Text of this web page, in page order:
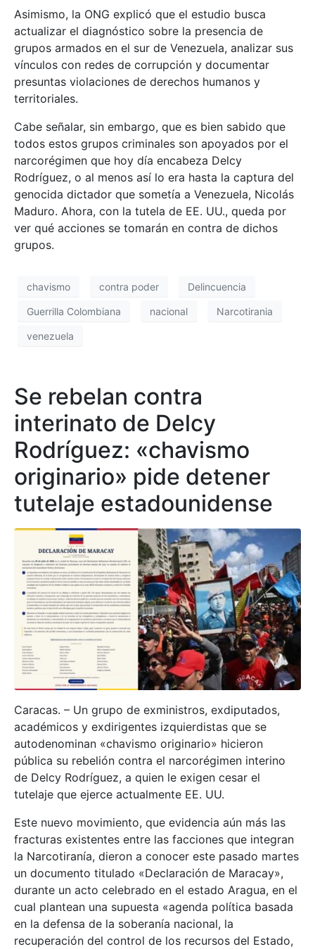
Asimismo, la ONG explicó que el estudio busca
actualizar el diagnóstico sobre la presencia de
grupos armados en el sur de Venezuela, analizar sus
vínculos con redes de corrupción y documentar
presuntas violaciones de derechos humanos y
territoriales.
Cabe señalar, sin embargo, que es bien sabido que
todos estos grupos criminales son apoyados por el
narcorégimen que hoy día encabeza Delcy
Rodríguez, o al menos así lo era hasta la captura del
genocida dictador que sometía a Venezuela, Nicolás
Maduro. Ahora, con la tutela de EE. UU., queda por
ver qué acciones se tomarán en contra de dichos
grupos.
chavismo contra poder Delincuencia
Guerrilla Colombiana nacional Narcotirania
venezuela
Se rebelan contra
interinato de Delcy
Rodríguez: «chavismo
originario» pide detener
tutelaje estadounidense
Caracas. – Un grupo de exministros, exdiputados,
académicos y exdirigentes izquierdistas que se
autodenominan «chavismo originario» hicieron
pública su rebelión contra el narcorégimen interino
de Delcy Rodríguez, a quien le exigen cesar el
tutelaje que ejerce actualmente EE. UU.
Este nuevo movimiento, que evidencia aún más las
fracturas existentes entre las facciones que integran
la Narcotiranía, dieron a conocer este pasado martes
un documento titulado «Declaración de Maracay»,
durante un acto celebrado en el estado Aragua, en el
cual plantean una supuesta «agenda política basada
en la defensa de la soberanía nacional, la
recuperación del control de los recursos del Estado,